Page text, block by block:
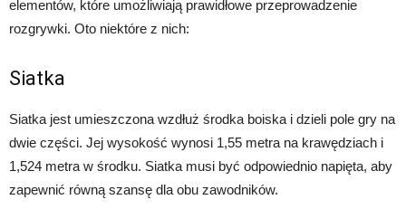
elementów, które umożliwiają prawidłowe przeprowadzenie
rozgrywki. Oto niektóre z nich:
Siatka
Siatka jest umieszczona wzdłuż środka boiska i dzieli pole gry na
dwie części. Jej wysokość wynosi 1,55 metra na krawędziach i
1,524 metra w środku. Siatka musi być odpowiednio napięta, aby
zapewnić równą szansę dla obu zawodników.